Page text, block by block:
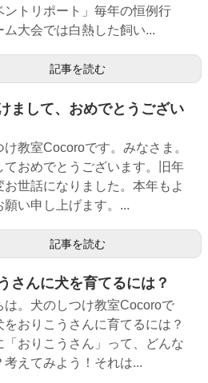
ントリポート」毎年の恒例行
ム大会では白熱した飼い...
記事を読む
まして、おめでとうござい
け教室Cocoroです。みなさま。
ておめでとうございます。旧年
お世話になりました。本年もよ
願い申し上げます。...
記事を読む
さんに犬を育てるには？
は。犬のしつけ教室Cocoroで
をおりこうさんに育てるには？
「おりこうさん」って、どんな
考えてみよう！それは...